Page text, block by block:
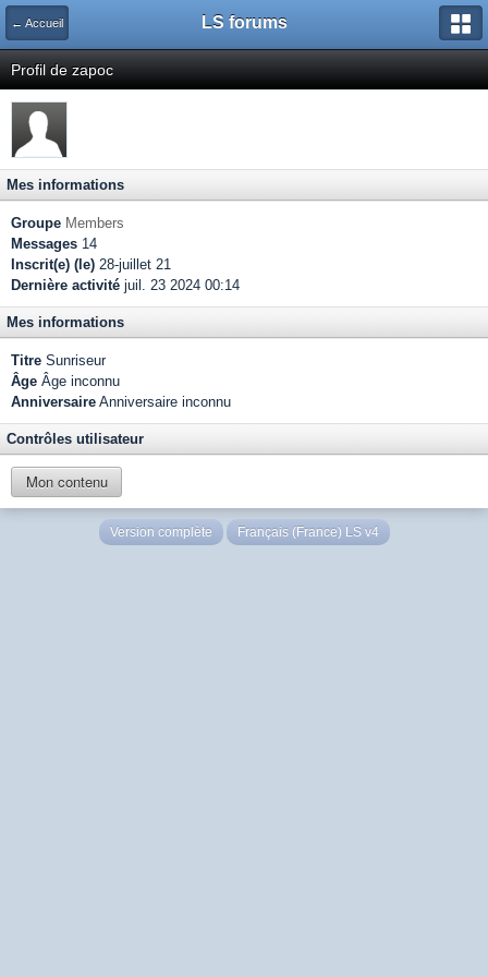
← Accueil LS forums
Profil de zapoc
Mes informations
Groupe Members
Messages 14
Inscrit(e) (le) 28-juillet 21
Dernière activité juil. 23 2024 00:14
Mes informations
Titre Sunriseur
Âge Âge inconnu
Anniversaire Anniversaire inconnu
Contrôles utilisateur
Mon contenu
Version complète Français (France) LS v4